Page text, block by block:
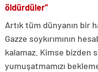
öldürdüler”
Artık tüm dünyanın bir
Gazze soykırımının
kalamaz. Kimse bizden
yumuşatmamızı